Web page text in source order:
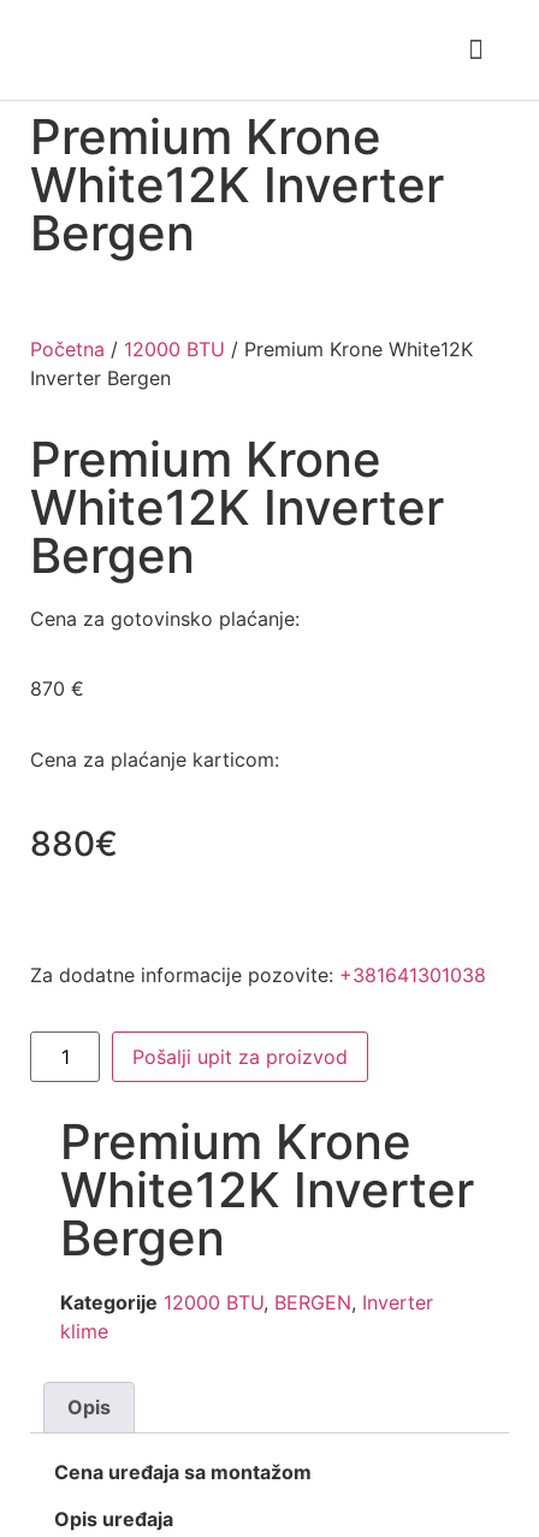
Premium Krone
White12K Inverter
Bergen
Početna / 12000 BTU / Premium Krone White12K
Inverter Bergen
Premium Krone
White12K Inverter
Bergen
Cena za gotovinsko plaćanje:
870 €
Cena za plaćanje karticom:
880€
Za dodatne informacije pozovite: +381641301038
Pošalji upit za proizvod
Premium Krone
White12K Inverter
Bergen
Kategorije 12000 BTU, BERGEN, Inverter
klime
Opis
Cena uređaja sa montažom
Opis uređaja